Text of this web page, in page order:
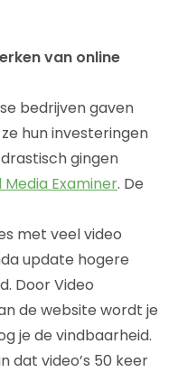
van online
bedrijven gaven
hun investeringen
gingen
Media Examiner. De
met veel video
update hogere
Door Video
de website wordt je
je de vindbaarheid.
dat video’s 50 keer